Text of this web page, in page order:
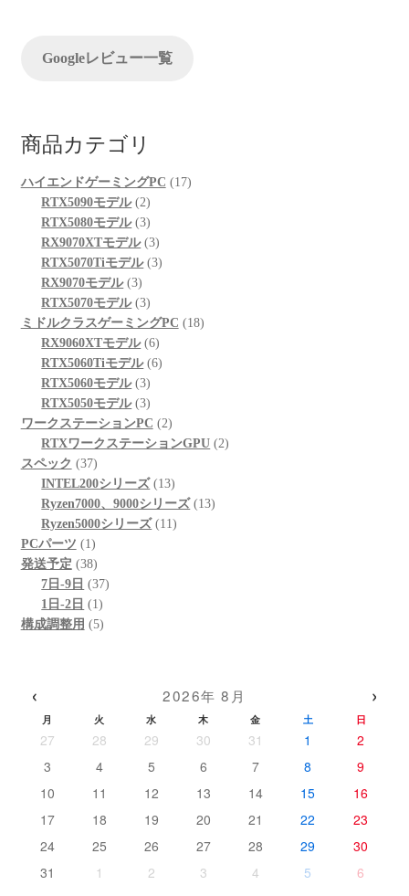
ンGoogleレビュー一覧
商品カテゴリ
ハイエンドゲーミングPC 1717
RTX5090モデル 22
個
の
商
RTX5080モデル 33
個
の
品
RX9070XTモデル 33
個
品
RTX5070Tiモデル 33
商
品
RX9070モデル 33
個
の
商
品
RTX5070モデル 33
個
の
商
品
ミドルクラスゲーミングPC 1818
RX9060XTモデル 66
個
品
RTX5060Tiモデル 66
商
品
RTX5060モデル 33
個
の
商
RTX5050モデル 33
個
の
品
ワークステーションPC 22
個
商
品
RTXワークステーションGPU 22
スペック 3737
個
の
商
品
INTEL200シリーズ 1313
個
の
Ryzen7000、9000シリーズ 1313
Ryzen5000シリーズ 1111
PCパーツ 1 1
個
の
商
品
発送予定 3838
個
の
商
7日-9日 3737
1日-2日 11
個
構成調整用 55
‹ 2026年 8月 ›
月 火 水 木 金 土 日
27 28 29 30 31 1
2
3
4 5 6 7 8
9
10
11 12 13 14 15
16
17
18 19 20 21 22
23
24
25 26 27 28 29
30
31
1 2 3 4 5 6